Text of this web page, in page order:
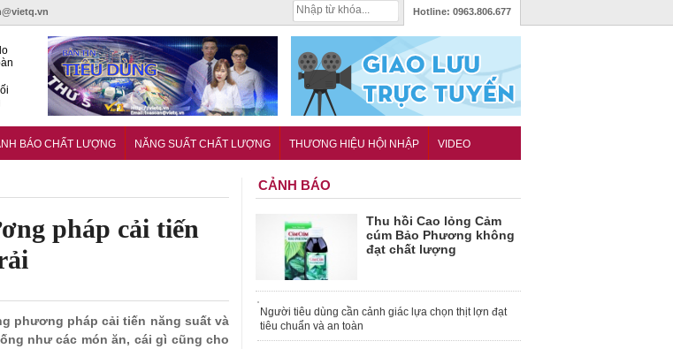
Hotline: 0963.806.677
BÁO CHẤT LƯỢNG NĂNG SUẤT CHẤT LƯỢNG THƯƠNG HIỆU HỘI NHẬP VIDEO
pháp cải tiến
phương pháp cải tiến năng suất và
như các món ăn, cái gì cũng cho
CẢNH BÁO
Thu hồi Cao lỏng Cảm
cúm Bảo Phương không
đạt chất lượng
Người tiêu dùng cần cảnh giác lựa chọn thịt lợn đạt
tiêu chuẩn và an toàn